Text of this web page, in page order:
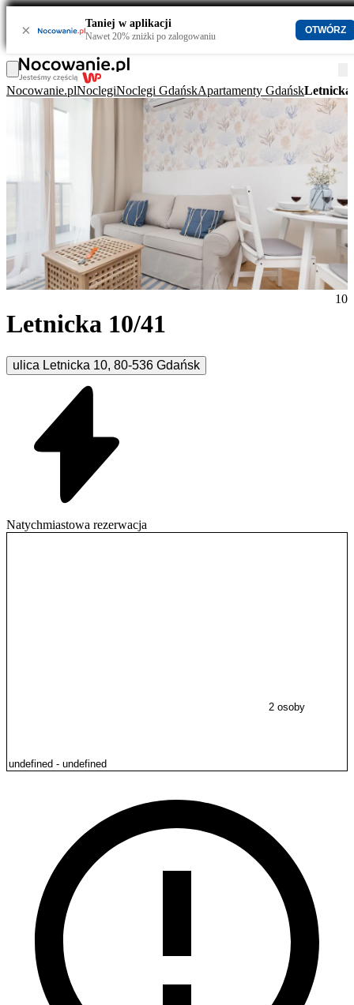
× Taniej w aplikacji
Nawet 20% zniżki po zalogowaniu
OTWÓRZ
Nocowanie.plNoclegiNoclegi GdańskApartamenty GdańskLetnicka
Letnicka 10/41
ulica Letnicka 10, 80-536 Gdańsk
10
Natychmiastowa rezerwacja
2 osoby